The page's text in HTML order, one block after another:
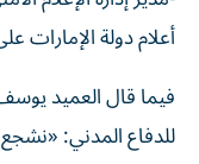
أعلام دولة الإمارات
فيما قال العميد
للدفاع المدني: